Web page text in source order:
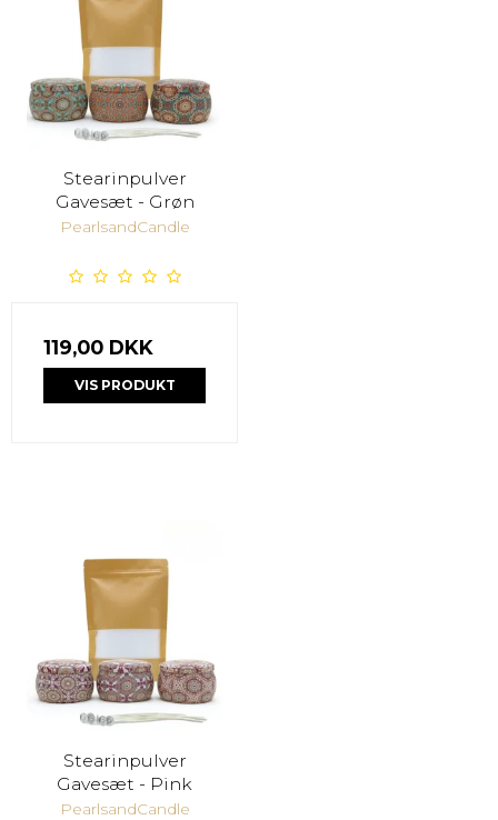
Stearinpulver
Gavesæt - Grøn
PearlsandCandle
119,00 DKK
VIS PRODUKT
Stearinpulver
Gavesæt - Pink
PearlsandCandle